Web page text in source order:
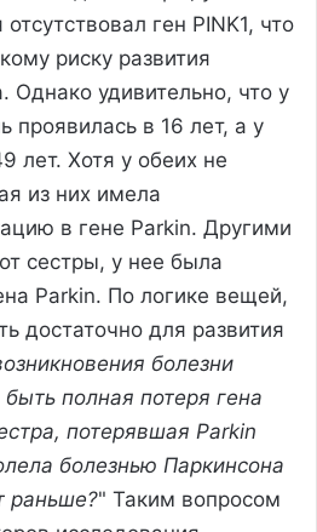
ген PINK1, что
риску развития
Однако удивительно, что у
проявилась в 16 лет, а у
лет. Хотя у обеих не
из них имела
в гене Parkin. Другими
сестры, у нее была
Parkin. По логике вещей,
достаточно для развития
болезни
полная потеря гена
потерявшая Parkin
болезнью Паркинсона
раньше?" Таким вопросом